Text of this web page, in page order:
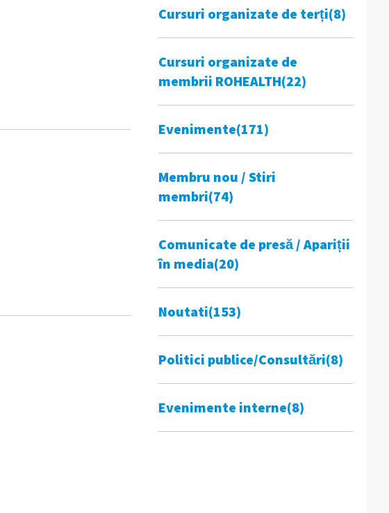
Cursuri organizate de terți(8)
Cursuri organizate de
membrii ROHEALTH(22)
Evenimente(171)
Membru nou / Stiri
membri(74)
Comunicate de presă / Apariții
în media(20)
Noutati(153)
Politici publice/Consultări(8)
Evenimente interne(8)